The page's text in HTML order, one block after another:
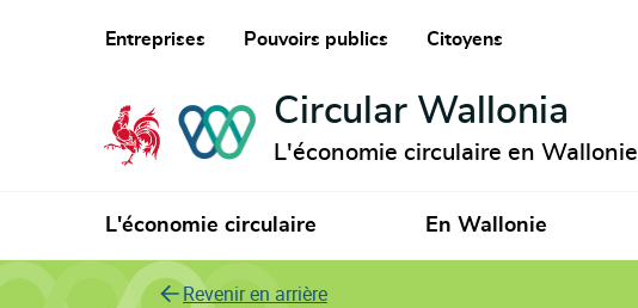
Entreprises Pouvoirs publics Citoyens
Circular Wallonia
L'économie circulaire en Wallonie
L'économie circulaire En Wallonie
Revenir en arrière